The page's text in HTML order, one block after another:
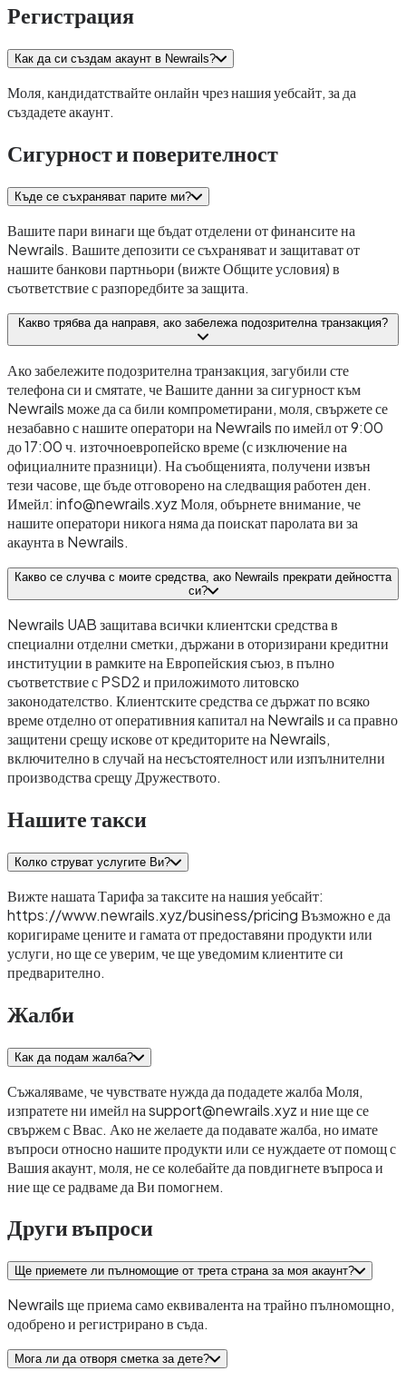
Регистрация
Как да си създам акаунт в Newrails?
Моля, кандидатствайте онлайн чрез нашия уебсайт, за да
създадете акаунт.
Сигурност и поверителност
Къде се съхраняват парите ми?
Вашите пари винаги ще бъдат отделени от финансите на
Newrails. Вашите депозити се съхраняват и защитават от
нашите банкови партньори (вижте Общите условия) в
съответствие с разпоредбите за защита.
Какво трябва да направя, ако забележа подозрителна транзакция?
Ако забележите подозрителна транзакция, загубили сте
телефона си и смятате, че Вашите данни за сигурност към
Newrails може да са били компрометирани, моля, свържете се
незабавно с нашите оператори на Newrails по имейл от 9:00
до 17:00 ч. източноевропейско време (с изключение на
официалните празници). На съобщенията, получени извън
тези часове, ще бъде отговорено на следващия работен ден.
Имейл: info@newrails.xyz Моля, обърнете внимание, че
нашите оператори никога няма да поискат паролата ви за
акаунта в Newrails.
Какво се случва с моите средства, ако Newrails прекрати дейността
си?
Newrails UAB защитава всички клиентски средства в
специални отделни сметки, държани в оторизирани кредитни
институции в рамките на Европейския съюз, в пълно
съответствие с PSD2 и приложимото литовско
законодателство. Клиентските средства се държат по всяко
време отделно от оперативния капитал на Newrails и са правно
защитени срещу искове от кредиторите на Newrails,
включително в случай на несъстоятелност или изпълнителни
производства срещу Дружеството.
Нашите такси
Колко струват услугите Ви?
Вижте нашата Тарифа за таксите на нашия уебсайт:
https://www.newrails.xyz/business/pricing Възможно е да
коригираме цените и гамата от предоставяни продукти или
услуги, но ще се уверим, че ще уведомим клиентите си
предварително.
Жалби
Как да подам жалба?
Съжаляваме, че чувствате нужда да подадете жалба Моля,
изпратете ни имейл на support@newrails.xyz и ние ще се
свържем с Ввас. Ако не желаете да подавате жалба, но имате
въпроси относно нашите продукти или се нуждаете от помощ с
Вашия акаунт, моля, не се колебайте да повдигнете въпроса и
ние ще се радваме да Ви помогнем.
Други въпроси
Ще приемете ли пълномощие от трета страна за моя акаунт?
Newrails ще приема само еквивалента на трайно пълномощно,
одобрено и регистрирано в съда.
Мога ли да отворя сметка за дете?